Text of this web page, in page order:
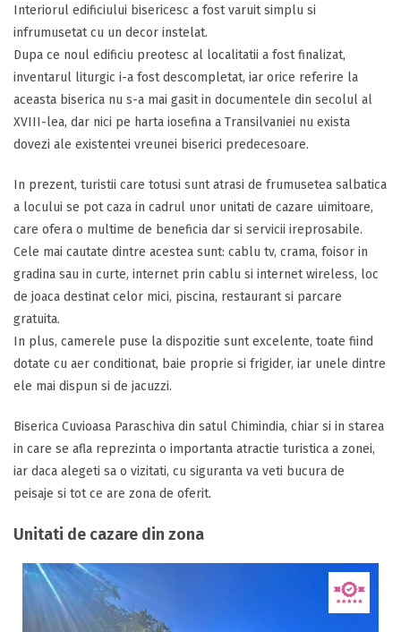
Interiorul edificiului bisericesc a fost varuit simplu si
infrumusetat cu un decor instelat.
Dupa ce noul edificiu preotesc al localitatii a fost finalizat,
inventarul liturgic i-a fost descompletat, iar orice referire la
aceasta biserica nu s-a mai gasit in documentele din secolul al
XVIII-lea, dar nici pe harta iosefina a Transilvaniei nu exista
dovezi ale existentei vreunei biserici predecesoare.
In prezent, turistii care totusi sunt atrasi de frumusetea salbatica
a locului se pot caza in cadrul unor unitati de cazare uimitoare,
care ofera o multime de beneficia dar si servicii ireprosabile.
Cele mai cautate dintre acestea sunt: cablu tv, crama, foisor in
gradina sau in curte, internet prin cablu si internet wireless, loc
de joaca destinat celor mici, piscina, restaurant si parcare
gratuita.
In plus, camerele puse la dispozitie sunt excelente, toate fiind
dotate cu aer conditionat, baie proprie si frigider, iar unele dintre
ele mai dispun si de jacuzzi.
Biserica Cuvioasa Paraschiva din satul Chimindia, chiar si in starea
in care se afla reprezinta o importanta atractie turistica a zonei,
iar daca alegeti sa o vizitati, cu siguranta va veti bucura de
peisaje si tot ce are zona de oferit.
Unitati de cazare din zona